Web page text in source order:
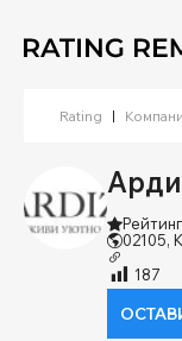
Rating |
02105,
187